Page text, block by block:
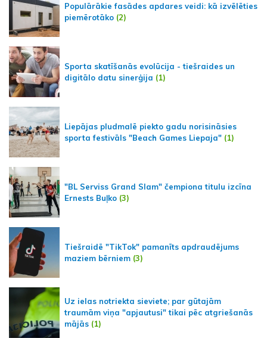
Populārākie fasādes apdares veidi: kā izvēlēties
piemērotāko (2)
Sporta skatīšanās evolūcija - tiešraides un
digitālo datu sinerģija (1)
Liepājas pludmalē piekto gadu norisināsies
sporta festivāls "Beach Games Liepaja" (1)
"BL Serviss Grand Slam" čempiona titulu izcīna
Ernests Buļko (3)
Tiešraidē "TikTok" pamanīts apdraudējums
maziem bērniem (3)
Uz ielas notriekta sieviete; par gūtajām
traumām viņa "apjautusi" tikai pēc atgriešanās
mājās (1)